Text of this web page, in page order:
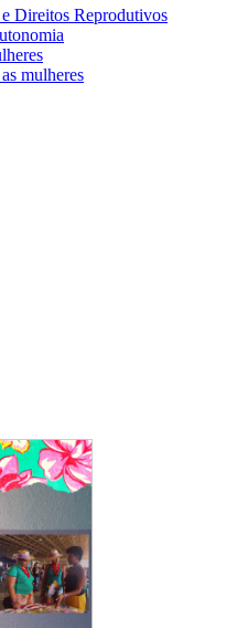
Direitos Reprodutivos
mulheres